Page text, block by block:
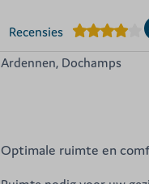
Recensies
Ardennen, Dochamps
Optimale ruimte en